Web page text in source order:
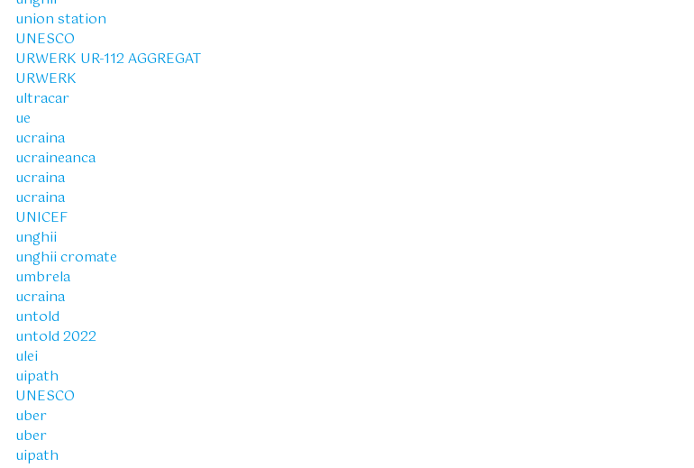
union station
UNESCO
URWERK UR-112 AGGREGAT
URWERK
ultracar
ue
ucraina
ucraineanca
ucraina
ucraina
UNICEF
unghii
unghii cromate
umbrela
ucraina
untold
untold 2022
ulei
uipath
UNESCO
uber
uber
uipath